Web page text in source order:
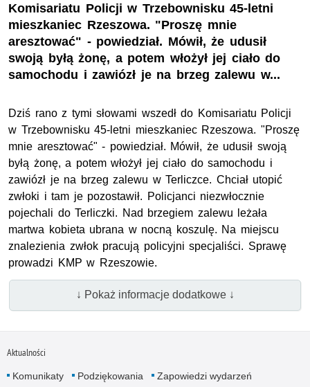
Komisariatu Policji w Trzebownisku 45-letni
mieszkaniec Rzeszowa. "Proszę mnie
aresztować" - powiedział. Mówił, że udusił
swoją byłą żonę, a potem włożył jej ciało do
samochodu i zawiózł je na brzeg zalewu w...
Dziś rano z tymi słowami wszedł do Komisariatu Policji
w Trzebownisku 45-letni mieszkaniec Rzeszowa. "Proszę
mnie aresztować" - powiedział. Mówił, że udusił swoją
byłą żonę, a potem włożył jej ciało do samochodu i
zawiózł je na brzeg zalewu w Terliczce. Chciał utopić
zwłoki i tam je pozostawił. Policjanci niezwłocznie
pojechali do Terliczki. Nad brzegiem zalewu leżała
martwa kobieta ubrana w nocną koszulę. Na miejscu
znalezienia zwłok pracują policyjni specjaliści. Sprawę
prowadzi KMP w Rzeszowie.
↓ Pokaż informacje dodatkowe ↓
Aktualności
Komunikaty Podziękowania
Zapowiedzi wydarzeń